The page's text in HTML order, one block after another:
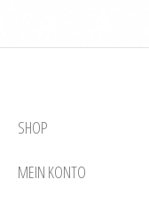
SHOP
MEIN KONTO